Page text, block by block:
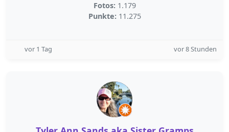
Fotos: 1.179
Punkte: 11.275
vor 1 Tag vor 8 Stunden